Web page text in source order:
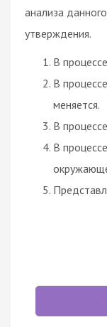
анализа
утверждения.
В
В
меняется.
В
В